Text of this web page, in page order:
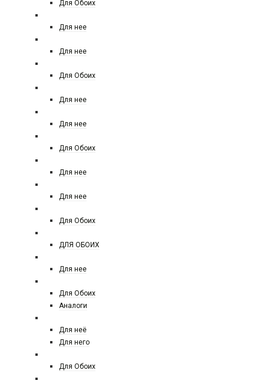
Для Обоих
Для нее
Для нее
Для Обоих
Для нее
Для нее
Для Обоих
Для нее
Для нее
Для Обоих
ДЛЯ ОБОИХ
Для нее
Для Обоих
Аналоги
Для неё
Для него
Для Обоих